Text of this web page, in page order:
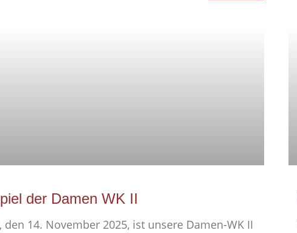
der Damen WK II
den 14. November 2025, ist unsere Damen-WK II